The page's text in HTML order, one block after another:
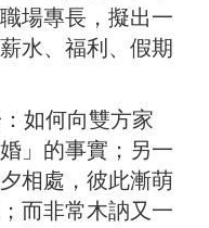
場專長，擬出一
水、福利、假期
如何向雙方家
」的事實；另一
相處，彼此漸萌
而非常木訥又一